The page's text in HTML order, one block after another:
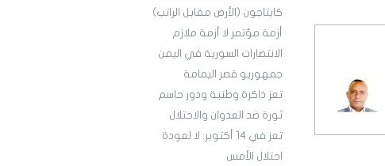
كابتاجون (الأرض مقابل الراتب)
أزمة مؤتمر لا أزمة ملازم
الانتصارات السورية في اليمن
جمهوريو قصر اليمامة
تعز ذاكرة وطنية ودور حاسم
ثورة ضد العدوان والاحتلال
تعز في 14 أكتوبر: لا لعودة
احتلال الأمس